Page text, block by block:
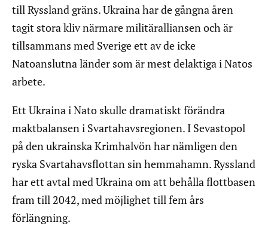
till Ryssland gräns. Ukraina har de gångna åren
tagit stora kliv närmare militäralliansen och är
tillsammans med Sverige ett av de icke
Natoanslutna länder som är mest delaktiga i Natos
arbete.
Ett Ukraina i Nato skulle dramatiskt förändra
maktbalansen i Svartahavsregionen. I Sevastopol
på den ukrainska Krimhalvön har nämligen den
ryska Svartahavsflottan sin hemmahamn. Ryssland
har ett avtal med Ukraina om att behålla flottbasen
fram till 2042, med möjlighet till fem års
förlängning.